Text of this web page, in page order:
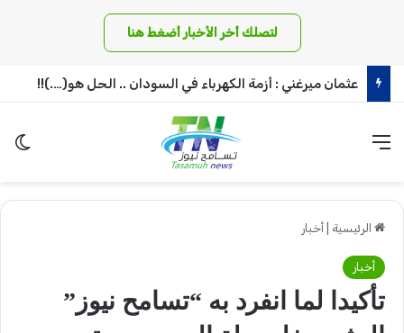
لتصلك أخر الأخبار أضغط هنا
عثمان ميرغني : أزمة الكهرباء في السودان .. الحل هو(….)!!
القائمة
الرئيسية أخبار
أخبار
تأكيدا لما انفرد به “تسامح نيوز”